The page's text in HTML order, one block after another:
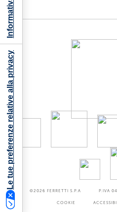
©2026 FERRETTI S.P.A P.IVA
COOKIE
Le tue preferenze relative alla privacy